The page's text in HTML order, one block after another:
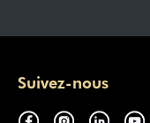
Suivez-nous